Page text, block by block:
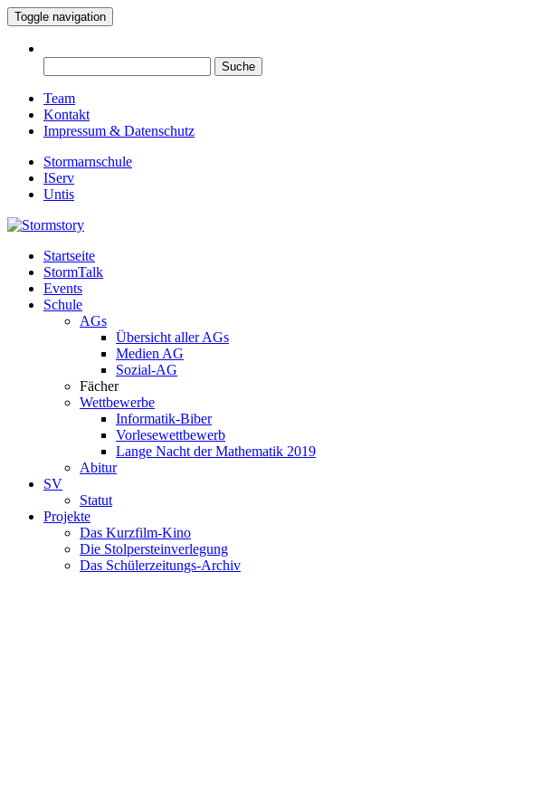
Toggle navigation
nach:
Team
Kontakt
Impressum & Datenschutz
Stormarnschule
IServ
Untis
Stormstory
Eure digitale Schülerzeitung
Startseite
StormTalk
Events
Schule
AGs
Übersicht aller AGs
Medien AG
Sozial-AG
Fächer
Wettbewerbe
Informatik-Biber
Vorlesewettbewerb
Lange Nacht der Mathematik 2019
Abitur
SV
Statut
Projekte
Das Kurzfilm-Kino
Die Stolpersteinverlegung
Das Schülerzeitungs-Archiv